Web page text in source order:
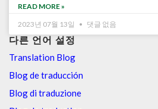
다른 언어 설정
Translation Blog
Blog de traducción
Blog di traduzione
READ MORE »
2023년 07월 13일
댓글 없음